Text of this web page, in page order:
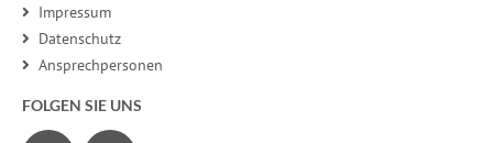
Impressum
Datenschutz
Ansprechpersonen
FOLGEN SIE UNS